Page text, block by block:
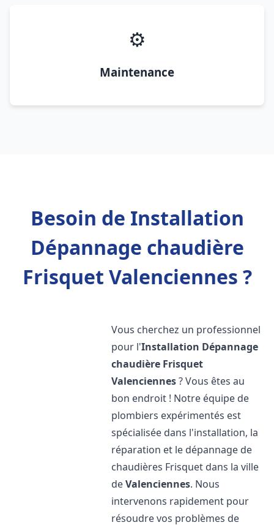
⚙️
Maintenance
Besoin de Installation
Dépannage chaudière
Frisquet Valenciennes ?
Vous cherchez un professionnel
pour l'Installation Dépannage
chaudière Frisquet
Valenciennes? Vous êtes au
bon endroit ! Notre équipe de
plombiers expérimentés est
spécialisée dans l'installation, la
réparation et le dépannage de
chaudières Frisquet dans la ville
deValenciennes. Nous
intervenons rapidement pour
résoudre vos problèmes de